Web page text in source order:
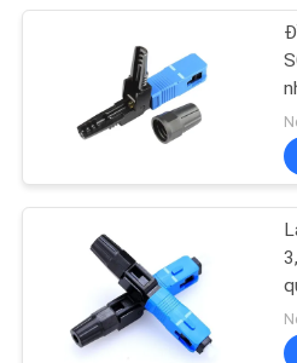
hộp đầu
quang
Bộ chia sợi